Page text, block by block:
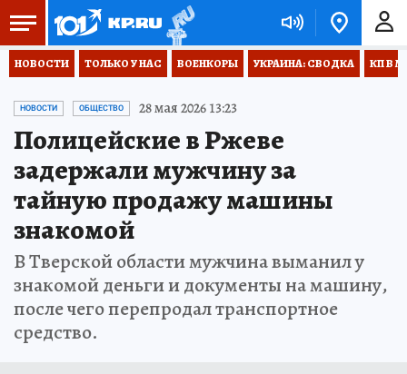
НОВОСТИ ТОЛЬКО У НАС ВОЕНКОРЫ УКРАИНА: СВОДКА КП В
НОВОСТИ ОБЩЕСТВО 28 мая 2026 13:23
Полицейские в Ржеве
задержали мужчину за
тайную продажу машины
знакомой
В Тверской области мужчина выманил у
знакомой деньги и документы на машину,
после чего перепродал транспортное
средство.